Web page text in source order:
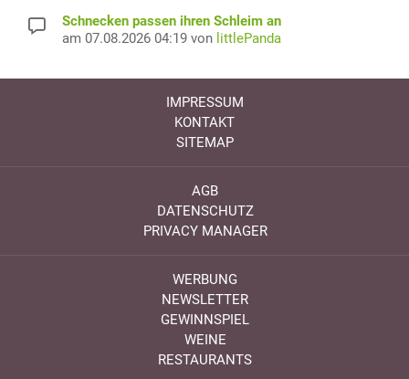
Schnecken passen ihren Schleim an
am 07.08.2026 04:19 von littlePanda
IMPRESSUM
KONTAKT
SITEMAP
AGB
DATENSCHUTZ
PRIVACY MANAGER
WERBUNG
NEWSLETTER
GEWINNSPIEL
WEINE
RESTAURANTS